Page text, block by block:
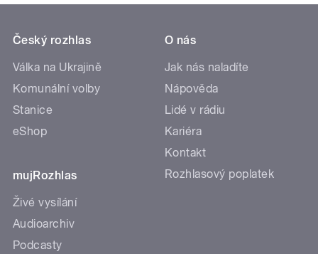
Český rozhlas
Válka na Ukrajině
Komunální volby
Stanice
eShop
mujRozhlas
Živé vysílání
Audioarchiv
Podcasty
O nás
Jak nás naladíte
Nápověda
Lidé v rádiu
Kariéra
Kontakt
Rozhlasový poplatek